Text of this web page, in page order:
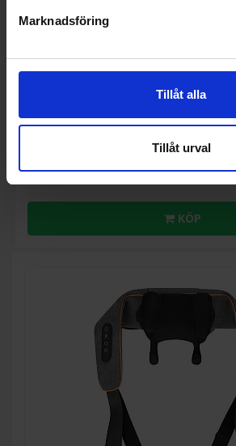
Marknadsföring
Tillåt alla
Tillåt urval
Massagekudde
MedivonNackmassageapparat Puffy Grå
KÖP